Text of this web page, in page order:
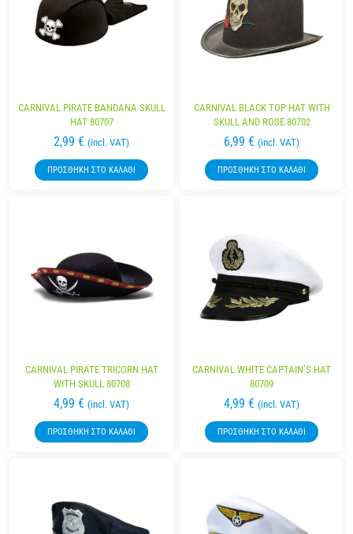
CARNIVAL PIRATE BANDANA SKULL
HAT 80707
2,99 € (incl. VAT)
ΠΡΟΣΘΉΚΗ ΣΤΟ ΚΑΛΆΘΙ
CARNIVAL BLACK TOP HAT WITH
SKULL AND ROSE 80702
6,99 € (incl. VAT)
ΠΡΟΣΘΉΚΗ ΣΤΟ ΚΑΛΆΘΙ
CARNIVAL PIRATE TRICORN HAT
WITH SKULL 80708
4,99 € (incl. VAT)
ΠΡΟΣΘΉΚΗ ΣΤΟ ΚΑΛΆΘΙ
CARNIVAL WHITE CAPTAIN’S HAT
80709
4,99 € (incl. VAT)
ΠΡΟΣΘΉΚΗ ΣΤΟ ΚΑΛΆΘΙ